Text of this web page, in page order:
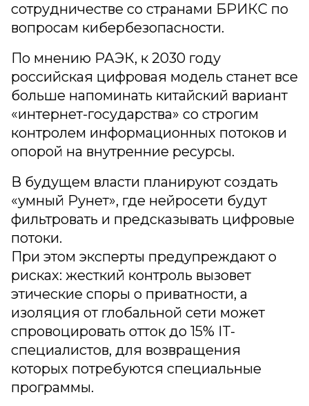
сотрудничестве со странами БРИКС по
вопросам кибербезопасности.
По мнению РАЭК, к 2030 году
российская цифровая модель станет все
больше напоминать китайский вариант
«интернет-государства» со строгим
контролем информационных потоков и
опорой на внутренние ресурсы.
В будущем власти планируют создать
«умный Рунет», где нейросети будут
фильтровать и предсказывать цифровые
потоки.
При этом эксперты предупреждают о
рисках: жесткий контроль вызовет
этические споры о приватности, а
изоляция от глобальной сети может
спровоцировать отток до 15% IT-
специалистов, для возвращения
которых потребуются специальные
программы.